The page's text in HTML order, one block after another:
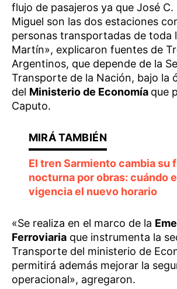
flujo de pasajeros ya que José C.
Miguel son las dos estaciones
personas transportadas de toda
Martín», explicaron fuentes de
Argentinos, que depende de la
Transporte de la Nación, bajo la
del Ministerio de Economía que
Caputo.
El tren Sarmiento cambia su
nocturna por obras: cuándo
vigencia el nuevo horario
«Se realiza en el marco de la
Ferroviaria que instrumenta la
Transporte del ministerio de
permitirá además mejorar la
operacional», agregaron.